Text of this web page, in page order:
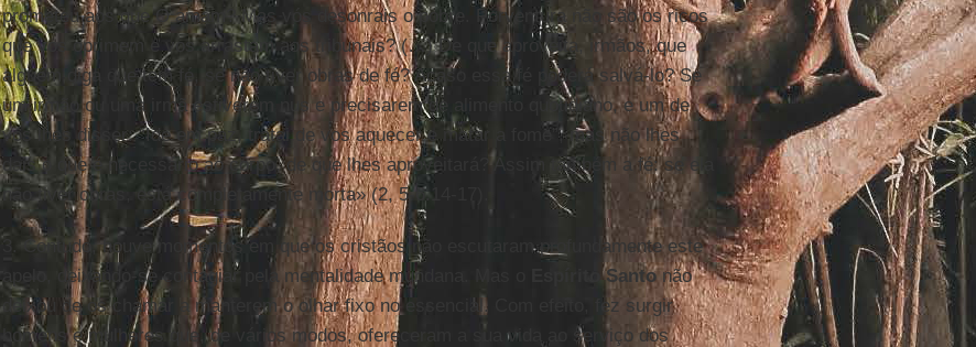
prometeu aos que O amam? Mas vós desonrais o pobre. Porventura não são os ricos
que vos oprimem e vos arrastam aos tribunais? (…) De que aproveita, irmãos, que
alguém diga que tem fé, se não tiver obras de fé? Acaso essa fé poderá salvá-lo? Se
um irmão ou uma irmã estiverem nus e precisarem de alimento quotidiano, e um de
vós lhes disser: “Ide em paz, tratai de vos aquecer e matar a fome”, mas não lhes
dais o que é necessário ao corpo, de que lhes aproveitará? Assim também a fé: se ela
não tiver obras, está completamente morta» (2, 5-6.14-17).
3. Contudo, houve momentos em que os cristãos não escutaram profundamente este
apelo, deixando-se contagiar pela mentalidade mundana. Mas o
Espírito Santonão
deixou de os chamar a manterem o olhar fixo no essencial. Com efeito, fez surgir
homens e mulheres que, de vários modos, ofereceram a sua vida ao serviço dos